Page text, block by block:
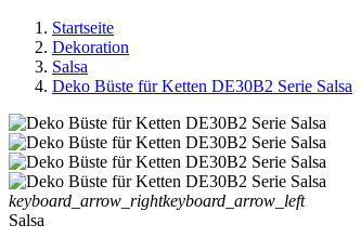
Startseite
Dekoration
Salsa
Deko Büste für Ketten DE30B2 Serie Salsa
keyboard_arrow_rightkeyboard_arrow_left
Salsa